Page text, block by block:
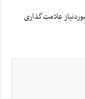
علامت‌گذاری